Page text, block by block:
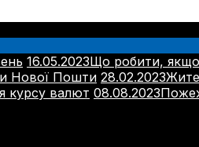
16.05.2023Що робити, якщо
Нової Пошти 28.02.2023
курсу валют 08.08.2023